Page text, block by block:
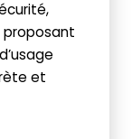
proposant
et